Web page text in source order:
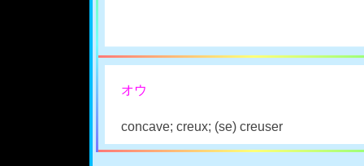
オウ
concave; creux; (se) creuser